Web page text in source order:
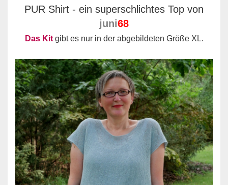
PUR Shirt - ein superschlichtes Top von
juni68
Das Kitgibt es nur in der abgebildeten Größe XL.